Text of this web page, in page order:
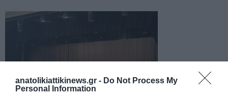
anatolikiattikinews.gr - Do Not Process My
Personal Information